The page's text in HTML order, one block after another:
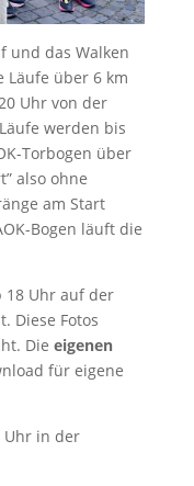
und das Walken
Läufe über 6 km
Uhr von der
werden bis
Torbogen über
also ohne
am Start
Bogen läuft die
18 Uhr auf der
Diese Fotos
Die eigenen
für eigene
in der